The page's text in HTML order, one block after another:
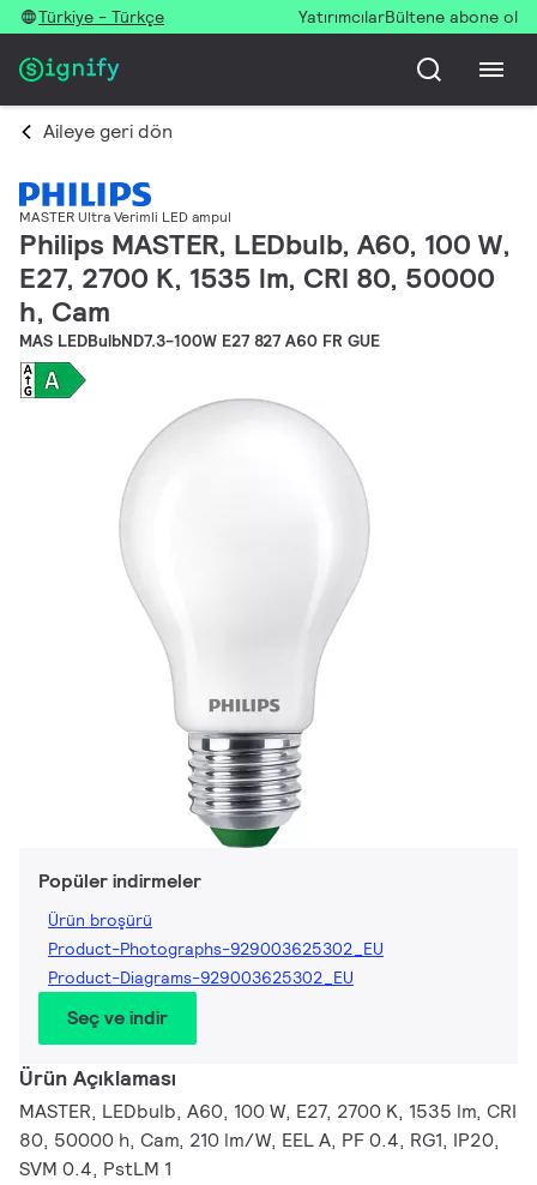
Türkiye - Türkçe YatırımcılarBültene abone ol
Aileye geri dön
MASTER Ultra Verimli LED ampul
Philips MASTER, LEDbulb, A60, 100 W,
E27, 2700 K, 1535 lm, CRI 80, 50000
h, Cam
MAS LEDBulbND7.3-100W E27 827 A60 FR GUE
Popüler indirmeler
Ürün broşürü
Product-Photographs-929003625302_EU
Product-Diagrams-929003625302_EU
Seç ve indir
Ürün Açıklaması
MASTER, LEDbulb, A60, 100 W, E27, 2700 K, 1535 lm, CRI
80, 50000 h, Cam, 210 lm/W, EEL A, PF 0.4, RG1, IP20,
SVM 0.4, PstLM 1